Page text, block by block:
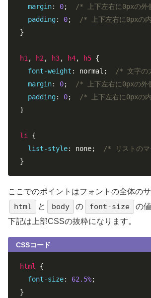
margin: 0;
/* 上下左右に0pxの
padding: 0;
/* 上下左右に0pxの
}
h1 , h2 , h3, h4, h5 {
font-weight : normal;
/* 文字の
margin: 0;
/* 上下左右に0pxの
padding: 0;
/* 上下左右に0pxの
}
li
{
list-style: none;
/* リストの
}
ここでのポイントはフォントの全体の
html と body の font-size
の
下記は上部CSSの抜粋になります。
CSSコード
html {
font-size: 62.5%;
}